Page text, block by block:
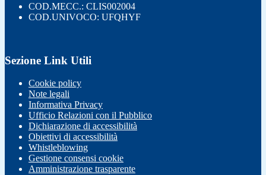
COD.MECC.: CLIS002004
COD.UNIVOCO: UFQHYF
Sezione Link Utili
Cookie policy
Note legali
Informativa Privacy
Ufficio Relazioni con il Pubblico
Dichiarazione di accessibilità
Obiettivi di accessibilità
Whistleblowing
Gestione consensi cookie
Amministrazione trasparente